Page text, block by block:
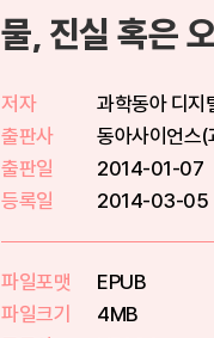
물, 진실 혹은
저자
과학동아 디지
출판사
동아사이언스(
출판일
2014-01-07
등록일
2014-03-05
파일포맷
EPUB
파일크기
4MB